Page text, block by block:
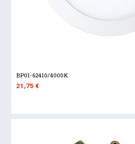
BP01-62410/4000K
21,75€